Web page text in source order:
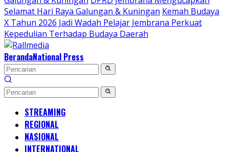
Selamat Hari Raya Galungan & Kuningan Kemah Budaya
X Tahun 2026 Jadi Wadah Pelajar Jembrana Perkuat
Kepedulian Terhadap Budaya Daerah
BerandaNational Press
STREAMING
REGIONAL
NASIONAL
INTERNATIONAL